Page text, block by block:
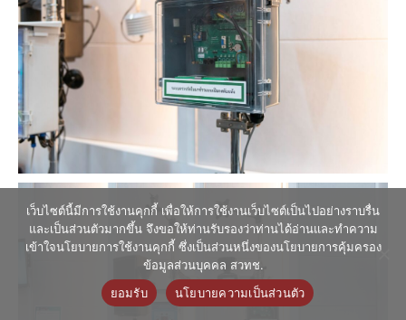
เว็บไซต์นี้มีการใช้งานคุกกี้ เพื่อให้การใช้งานเว็บไซต์เป็นไปอย่างราบรื่น
และเป็นส่วนตัวมากขึ้น จึงขอให้ท่านรับรองว่าท่านได้อ่านและทำความ
เข้าใจนโยบายการใช้งานคุกกี้ ซึ่งเป็นส่วนหนึ่งของนโยบายการคุ้มครอง
ข้อมูลส่วนบุคคล สวทช.
ยอมรับ
นโยบายความเป็นส่วนตัว